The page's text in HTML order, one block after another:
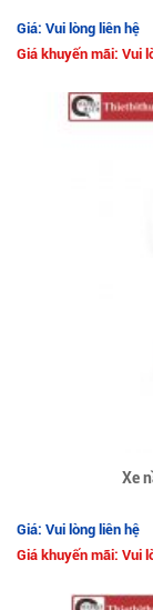
Giá: Vui lòng liên hệ
Giá khuyến mãi: Vui
Xe
Giá: Vui lòng liên hệ
Giá khuyến mãi: Vui